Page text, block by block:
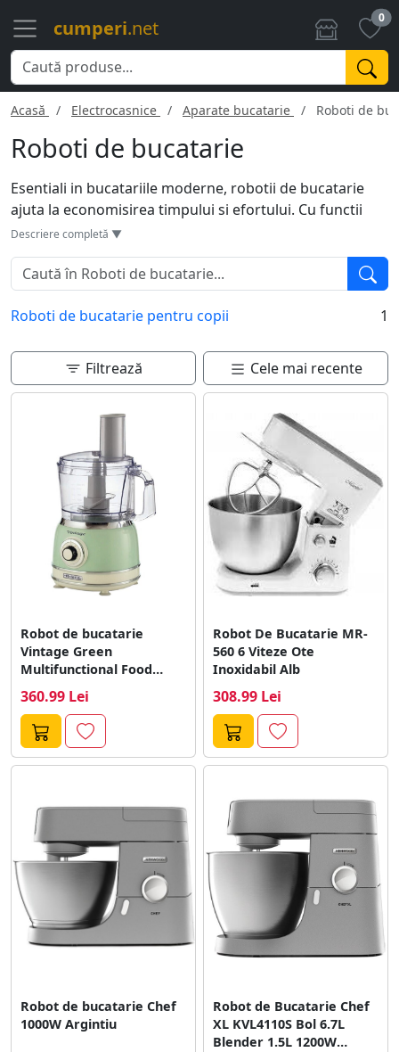
cumperi.net 0
Acasă Electrocasnice Aparate bucatarie Roboti de
Roboti de bucatarie
Esentiali in bucatariile moderne, robotii de bucatarie
ajuta la economisirea timpului si efortului. Cu functii
multiple, aceste dispozitive pot marunti, mixa, framanta
sau toca diverse ingrediente in doar cateva secunde.
Multe modele de roboti de bucatarie vin cu atasamente
diferite, de la blendere la storcatoare, extinzand
posibilitatile culinare. Eficienta lor permite prepararea
Usurinta in utilizare si curatare ii face indispensabili in
orice bucatarie. Indiferent daca se prepara supe
cremoase, aluaturi de paine sau deserturi, aceste
aparate devin aliatul perfect pentru cei care iubesc
gatitul si doresc rezultate de inalta calitate.
Descriere completă ▼
Roboti de bucatarie pentru copii 1
Filtrează Cele mai recente
Robot de bucatarie
Vintage Green
Multifunctional Food
green/cream, 1000
watts,...
360.99 Lei
Robot De Bucatarie MR-
560 6 Viteze Ote
Inoxidabil Alb
308.99 Lei
Robot de bucatarie Chef
1000W Argintiu
Robot de Bucatarie Chef
XL KVL4110S Bol 6.7L
Blender 1.5L 1200W